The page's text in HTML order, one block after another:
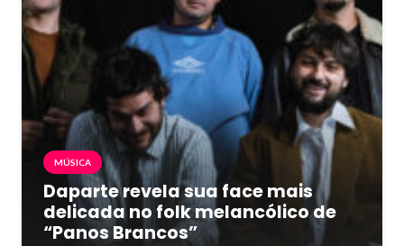
MÚSICA
Daparte revela sua face mais
delicada no folk melancólico de
“Panos Brancos”